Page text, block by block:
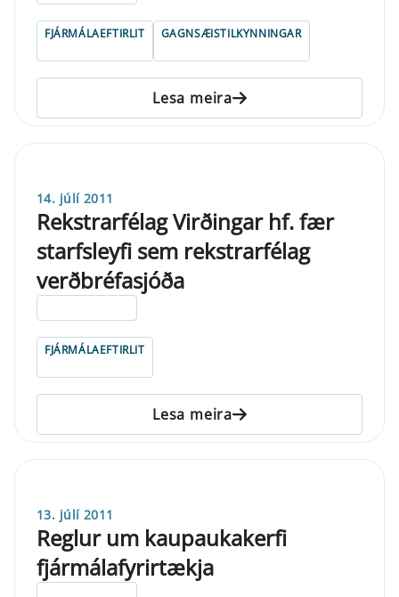
FJÁRMÁLAEFTIRLIT GAGNSÆISTILKYNNINGAR
Lesa meira
14. júlí 2011
Rekstrarfélag Virðingar hf. fær
starfsleyfi sem rekstrarfélag
verðbréfasjóða
FJÁRMÁLAEFTIRLIT
Lesa meira
13. júlí 2011
Reglur um kaupaukakerfi
fjármálafyrirtækja